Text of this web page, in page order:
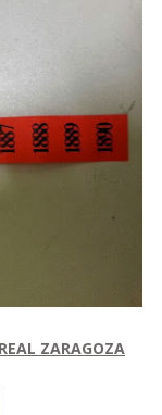
ZARAGOZA